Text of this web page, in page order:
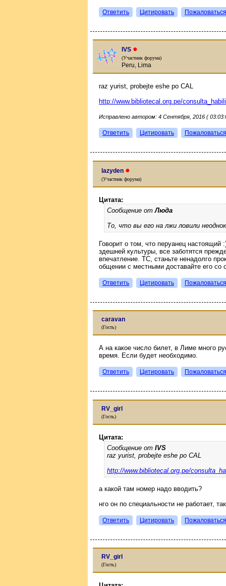
Ответить Цитировать Пожаловаться
IVS ●
(Участник форума)
Peru, Lima
raz yurist, probejte eshe po CAL
http://www.bibliotecal.org.pe/
Исправлено автором: 4 Сентября, 2016 (
Ответить Цитировать Пожаловаться
lazyden ●
(Участник форума)
Цитата:
Сообщение отЛюда
То, что вы его на лжи ловили
Говорит о том, что перуанец
здешней культуры, все заботятся
впечатление. ТС, станьте ненадолго
общении с местными доставайте его
Ответить Цитировать Пожаловаться
caravan
(Гость)
А на какое число билет, в Лиме много
время. Если будет необходимо.
Ответить Цитировать Пожаловаться
RV_girl
(Гость)
Цитата:
Сообщение от IVS
raz yurist, probejte eshe po CAL
http://www.bibliotecal.org.pe/
а какой там номер надо вводить?
нго он по специальности не работает,
Ответить Цитировать Пожаловаться
RV_girl
(Гость)